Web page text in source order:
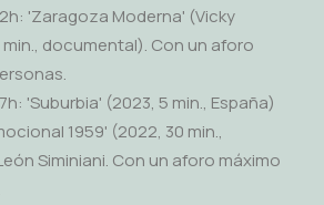
'Zaragoza Moderna' (Vicky
documental). Con un aforo
'Suburbia' (2023, 5 min., España)
1959' (2022, 30 min.,
Siminiani. Con un aforo máximo